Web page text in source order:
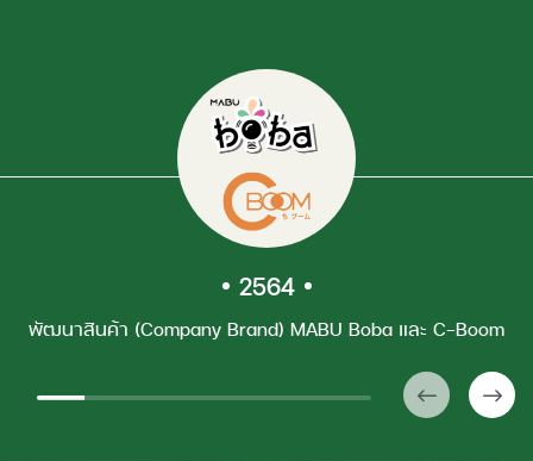
2564
พัฒนาสินค้า (Company Brand) MABU Boba และ C-Boom